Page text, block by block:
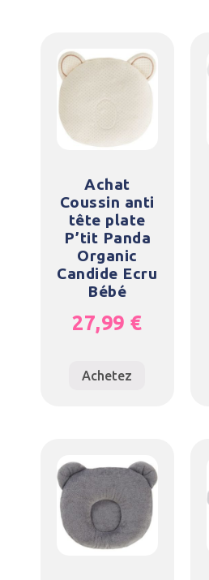
Achat
Coussin anti
tête plate
P’tit Panda
Organic
Candide Ecru
Bébé
27,99 €
Achetez